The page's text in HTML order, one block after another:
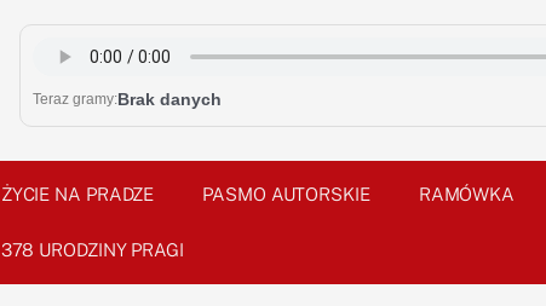
Teraz gramy:Brak danych
ŻYCIE NA PRADZE PASMO AUTORSKIE RAMÓWKA
378 URODZINY PRAGI